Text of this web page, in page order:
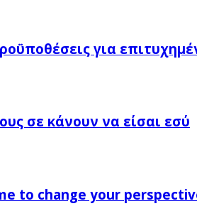
για
σε κάνουν να είσαι εσύ
to change your